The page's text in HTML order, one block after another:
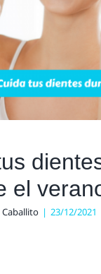
Blog
el
| 23/12/2021